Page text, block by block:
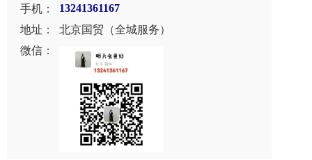
手机：
13241361167
地址：
北京国贸（全城服务）
微信：